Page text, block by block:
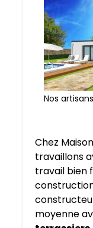
Nos
Chez
travaillons
travail bien
moyenne